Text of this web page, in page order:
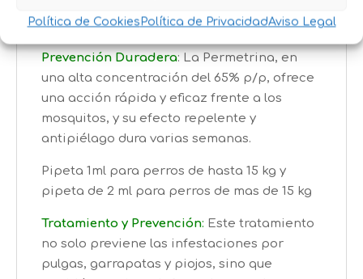
Política de Cookies Política de PrivacidadAviso Legal
¿Cómo Actúa PIRETRÓN?
Prevención Duradera: La Permetrina, en
una alta concentración del 65% p/p, ofrece
una acción rápida y eficaz frente a los
mosquitos, y su efecto repelente y
antipiélago dura varias semanas.
Pipeta 1ml para perros de hasta 15 kg y
pipeta de 2 ml para perros de mas de 15 kg
Tratamiento y Prevención: Este tratamiento
no solo previene las infestaciones por
pulgas, garrapatas y piojos, sino que